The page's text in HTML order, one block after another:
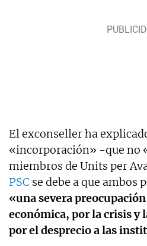
El exconseller ha
«incorporación» -que no
miembros de Units per
PSC se debe a que ambos
«una severa
económica, por la crisis y
por el desprecio a las